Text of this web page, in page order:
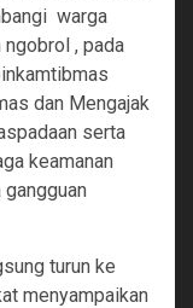
warga
, pada
dan Mengajak
serta
keamanan
turun ke
menyampaikan